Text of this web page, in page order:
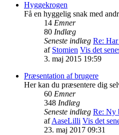
Hyggekrogen
Få en hyggelig snak med
14 Emner
80 Indlæg
Seneste indlæg Re:
af Stomien Vis det
3. maj 2015 19:59
Præsentation af brugere
Her kan du præsentere dig
60 Emner
348 Indlæg
Seneste indlæg Re: Ny
afAaseLilli Vis det
23. maj 2017 09:31